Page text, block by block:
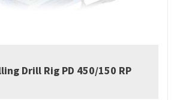
Drill Rig PD 450/150 RP